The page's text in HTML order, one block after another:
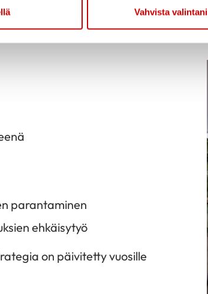
Vahvista valintani
parantaminen
ehkäisytyö
on päivitetty vuosille